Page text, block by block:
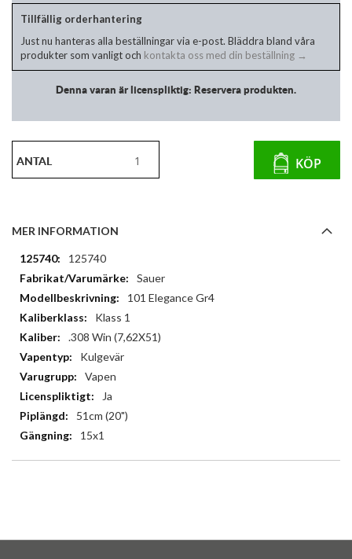
Tillfällig orderhantering
Just nu hanteras alla beställningar via e-post. Bläddra bland våra
produkter som vanligt och kontakta oss med din beställning →
Denna varan är licenspliktig: Reservera produkten.
ANTAL KÖP
MER INFORMATION
Mer
information
125740
Sauer
101 Elegance Gr4
Klass 1
.308 Win (7,62X51)
Kulgevär
Vapen
Ja
51cm (20")
15x1